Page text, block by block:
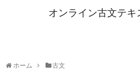
オンライン古文テキ
ホーム 古文